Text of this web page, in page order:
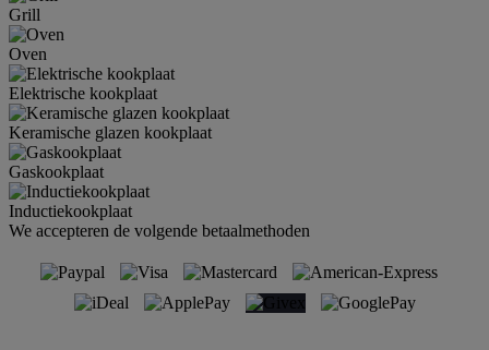
Grill
Oven
Elektrische kookplaat
Keramische glazen kookplaat
Gaskookplaat
Inductiekookplaat
We accepteren de volgende betaalmethoden